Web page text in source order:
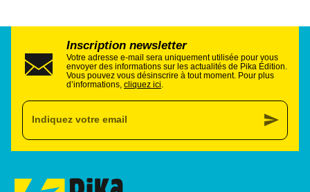
Inscription newsletter
Votre adresse e-mail sera uniquement utilisée pour vous
envoyer des informations sur les actualités de Pika Édition.
Vous pouvez vous désinscrire à tout moment. Pour plus
d’informations, cliquez ici
Indiquez votre email send